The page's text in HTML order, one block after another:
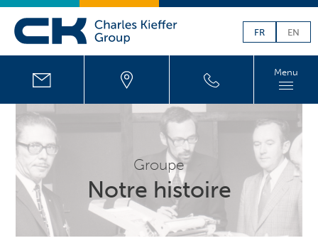
FR EN
Menu
Groupe
Notre histoire